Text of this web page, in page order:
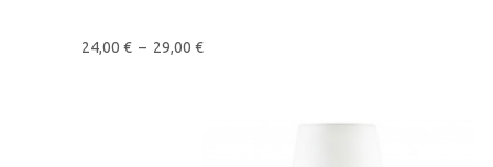
24,00 € – 29,00 €